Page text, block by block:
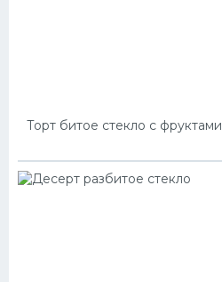
Торт битое стекло с фруктами